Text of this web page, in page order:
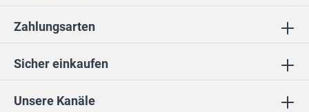
Unsere Kanäle
Sicher einkaufen
Zahlungsarten